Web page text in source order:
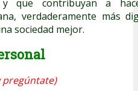
que contribuyan a
verdaderamente más
sociedad mejor.
pregúntate)